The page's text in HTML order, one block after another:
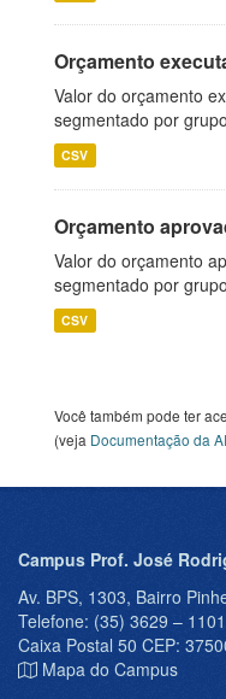
Orçamento
Valor do orçamento
segmentado por
CSV
Orçamento
Valor do orçamento
segmentado por
CSV
Você também pode ter
(veja Documentação da
Campus Prof. José
Av. BPS, 1303, Bairro
Telefone: (35) 3629 –
Caixa Postal 50 CEP:
Mapa do Campus